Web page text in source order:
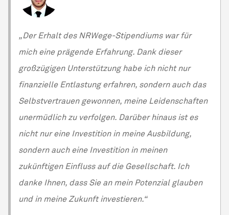
„Der Erhalt des NRWege-Stipendiums war für
mich eine prägende Erfahrung. Dank dieser
großzügigen Unterstützung habe ich nicht nur
finanzielle Entlastung erfahren, sondern auch das
Selbstvertrauen gewonnen, meine Leidenschaften
unermüdlich zu verfolgen. Darüber hinaus ist es
nicht nur eine Investition in meine Ausbildung,
sondern auch eine Investition in meinen
zukünftigen Einfluss auf die Gesellschaft. Ich
danke Ihnen, dass Sie an mein Potenzial glauben
und in meine Zukunft investieren.“